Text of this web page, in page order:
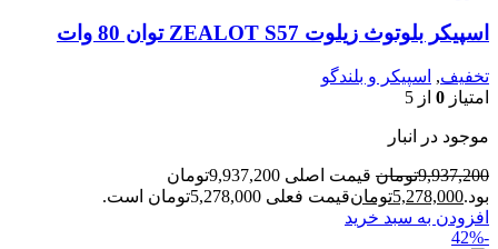
اسپیکر بلوتوث زیلوت ZEALOT S57 توان 80 وات
تخفیف, اسپیکر و بلندگو
امتیاز 0 از 5
موجود در انبار
9,937,200تومان
قیمت اصلی 9,937,200تومان
بود.5,278,000تومانقیمت فعلی 5,278,000تومان است.
افزودن به سبد خرید
-42%